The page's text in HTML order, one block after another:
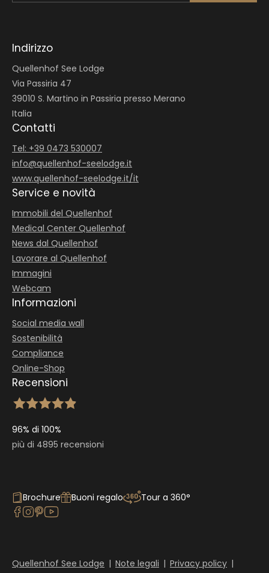
Indirizzo
Quellenhof See Lodge
Via Passiria 47
39010 S. Martino in Passiria presso Merano
Italia
Contatti
Tel: +39 0473 530007
info@quellenhof-seelodge.it
www.quellenhof-seelodge.it/it
Service e novità
Immobili del Quellenhof
Medical Center Quellenhof
News dal Quellenhof
Lavorare al Quellenhof
Immagini
Webcam
Informazioni
Social media wall
Sostenibilità
Compliance
Online-Shop
Recensioni
96% di 100%
più di 4895 recensioni
Brochure Buoni regalo Tour a 360°
Quellenhof See Lodge | Note legali | Privacy policy |